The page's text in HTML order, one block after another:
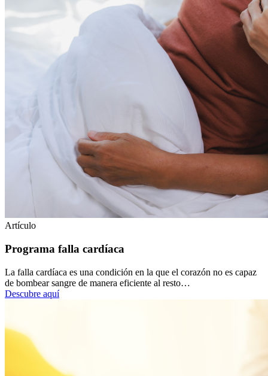
Artículo
Programa falla cardíaca
La falla cardíaca es una condición en la que el corazón no es capaz
de bombear sangre de manera eficiente al resto…
Descubre aquí